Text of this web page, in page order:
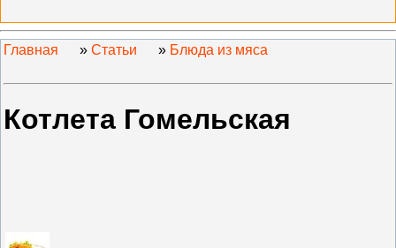
Главная » Статьи » Блюда из мяса
Котлета Гомельская